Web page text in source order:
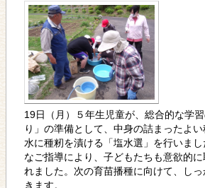
19日（月）５年生児童が、総合的な学
り」の準備として、中身の詰まったよ
水に種籾を漬ける「塩水選」を行いま
なご指導により、子どもたちも意欲的
れました。次の育苗播種に向けて、し
きます。